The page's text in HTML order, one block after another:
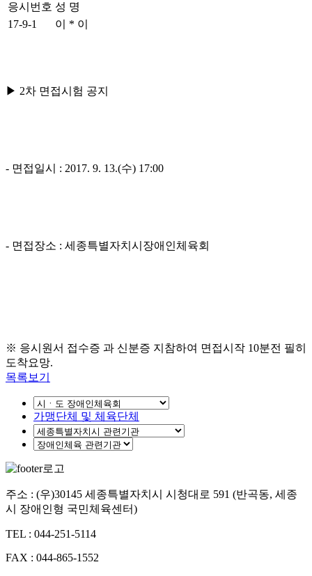
응시번호 성 명
17-9-1
이 * 이
▶ 2차 면접시험 공지
- 면접일시 : 2017. 9. 13.(수) 17:00
- 면접장소 : 세종특별자치시장애인체육회
※ 응시원서 접수증 과 신분증 지참하여 면접시작 10분전 필히
도착요망.
목록보기
가맹단체 및 체육단체
주소 : (우)30145 세종특별자치시 시청대로 591 (반곡동, 세종
시 장애인형 국민체육센터)
TEL : 044-251-5114
FAX : 044-865-1552